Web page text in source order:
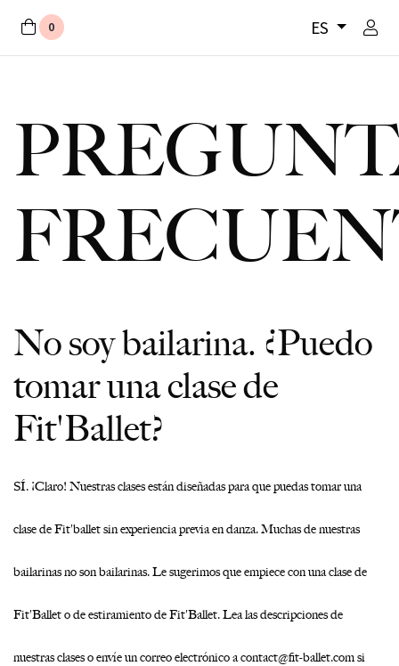
0 ES
No soy bailarina. ¿Puedo
tomar una clase de
Fit'Ballet?
SÍ. ¡Claro! Nuestras clases están diseñadas para que puedas tomar una
clase de Fit'ballet sin experiencia previa en danza. Muchas de nuestras
bailarinas no son bailarinas.Le sugerimos que empiece con una clase de
Fit'Ballet o de estiramiento de Fit'Ballet. Lea las descripciones de
nuestras clases o envíe un correo electrónico a contact@fit-ballet.com si